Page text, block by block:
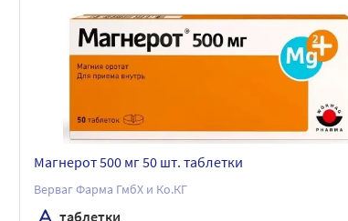
Магнерот 500 мг 50 шт. таблетки
Верваг Фарма ГмбХ и Ко.КГ
таблетки